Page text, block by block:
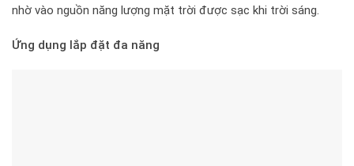
nhờ vào nguồn năng lượng mặt trời được sạc khi trời sáng.
Ứng dụng lắp đặt đa năng